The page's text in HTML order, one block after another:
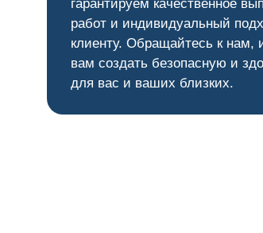
гарантируем качественное
работ и индивидуальный
клиенту. Обращайтесь к
вам создать безопасную и
для вас и ваших близких.